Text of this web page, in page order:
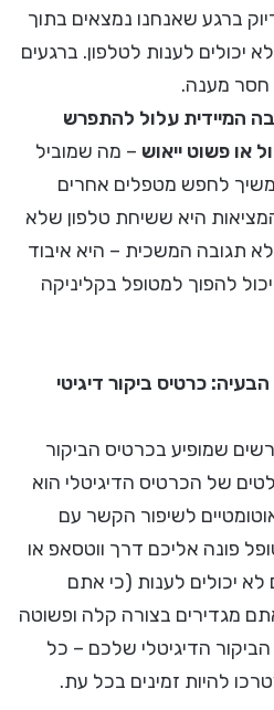
ברגע שאנחנו נמצאים בתוך
יכולים לענות לטלפון. ברגעים
חסר מענה.
המיידית עלול להתפרש
או פשוט ייאוש – מה שמוביל
לחפש מטפלים אחרים
היא ששיחת טלפון שלא
תגובה המשכית – היא איבוד
להפוך למטופל בקליניקה
כרטיס ביקור דיגיטי
שמופיע בכרטיס הביקור
של הכרטיס הדיגיטלי הוא
לשיפור הקשר עם
פונה אליכם דרך ווטסאפ או
יכולים לענות (כי אתם
מגדירים בצורה קלה ופשוטה
הדיגיטלי שלכם – כל
להיות זמינים בכל עת.